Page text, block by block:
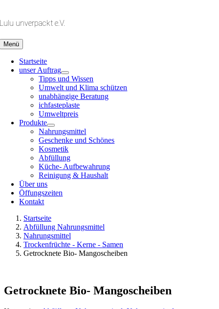
springen
Lulu unverpackt e.V.
Menü
Startseite
unser Auftrag
Tipps und Wissen
Umwelt und Klima schützen
unabhängige Beratung
ichfasteplaste
Umweltpreis
Produkte
Nahrungsmittel
Geschenke und Schönes
Kosmetik
Abfüllung
Küche- Aufbewahrung
Reinigung & Haushalt
Über uns
Öffungszeiten
Kontakt
Startseite
Abfüllung Nahrungsmittel
Nahrungsmittel
Trockenfrüchte - Kerne - Samen
Getrocknete Bio- Mangoscheiben
Getrocknete Bio- Mangoscheiben